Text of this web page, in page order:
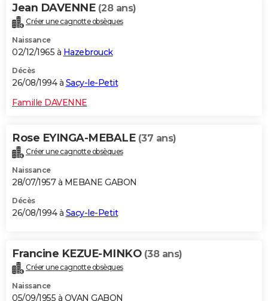
Jean DAVENNE (28 ans)
Créer une cagnotte obsèques
Naissance
02/12/1965 à Hazebrouck
Décès
26/08/1994 à Sacy-le-Petit
Famille DAVENNE
Rose EYINGA-MEBALE (37 ans)
Créer une cagnotte obsèques
Naissance
28/07/1957 à MEBANE GABON
Décès
26/08/1994 à Sacy-le-Petit
Francine KEZUE-MINKO (38 ans)
Créer une cagnotte obsèques
Naissance
05/09/1955 à OVAN GABON